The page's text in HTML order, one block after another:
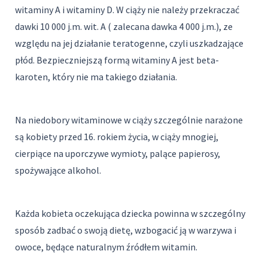
witaminy A i witaminy D. W ciąży nie należy przekraczać
dawki 10 000 j.m. wit. A ( zalecana dawka 4 000 j.m.), ze
względu na jej działanie teratogenne, czyli uszkadzające
płód. Bezpieczniejszą formą witaminy A jest beta-
karoten, który nie ma takiego działania.
Na niedobory witaminowe w ciąży szczególnie narażone
są kobiety przed 16. rokiem życia, w ciąży mnogiej,
cierpiące na uporczywe wymioty, palące papierosy,
spożywające alkohol.
Każda kobieta oczekująca dziecka powinna w szczególny
sposób zadbać o swoją dietę, wzbogacić ją w warzywa i
owoce, będące naturalnym źródłem witamin.